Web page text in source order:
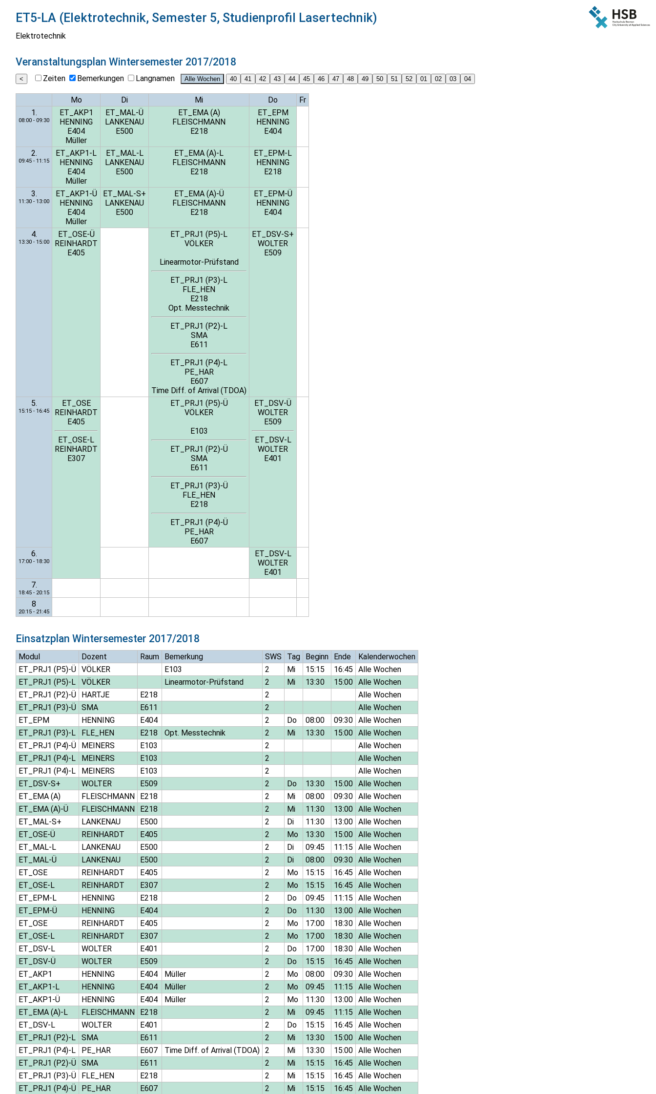
ET5-LA (Elektrotechnik, Semester 5, Studienprofil Lasertechnik)
Elektrotechnik
Veranstaltungsplan Wintersemester 2017/2018
Zeiten Bemerkungen Langnamen
Mo Di Mi Do
Fr
1.
08:00 - 09:30
ET_AKP1
HENNING
E404
Müller
ET_MAL-Ü
LANKENAU
E500
ET_EMA (A)
FLEISCHMANN
E218
ET_EPM
HENNING
E404
2.
09:45 - 11:15
ET_AKP1-L
HENNING
E404
Müller
ET_MAL-L
LANKENAU
E500
ET_EMA (A)-L
FLEISCHMANN
E218
ET_EPM-L
HENNING
E218
3.
11:30 - 13:00
ET_AKP1-Ü
HENNING
E404
Müller
ET_MAL-S+
LANKENAU
E500
ET_EMA (A)-Ü
FLEISCHMANN
E218
ET_EPM-Ü
HENNING
E404
4.
13:30 - 15:00
ET_OSE-Ü
REINHARDT
E405
ET_PRJ1 (P5)-L
VÖLKER
Linearmotor-Prüfstand
ET_PRJ1 (P3)-L
FLE_HEN
E218
Opt. Messtechnik
ET_PRJ1 (P2)-L
SMA
E611
ET_PRJ1 (P4)-L
PE_HAR
E607
Time Diff. of Arrival (TDOA)
ET_DSV-S+
WOLTER
E509
5.
15:15 - 16:45
ET_OSE
REINHARDT
E405
ET_OSE-L
REINHARDT
E307
ET_PRJ1 (P5)-Ü
VÖLKER
E103
ET_PRJ1 (P2)-Ü
SMA
E611
ET_PRJ1 (P3)-Ü
FLE_HEN
E218
ET_PRJ1 (P4)-Ü
PE_HAR
E607
ET_DSV-Ü
WOLTER
E509
ET_DSV-L
WOLTER
E401
6.
17:00 - 18:30
ET_DSV-L
WOLTER
E401
7.
18:45 - 20:15
8
20:15 - 21:45
Einsatzplan Wintersemester 2017/2018
Modul Dozent Raum Bemerkung SWS Tag Beginn Ende
Kalenderwochen
ET_PRJ1 (P5)-Ü VÖLKER E103 2 Mi 15:15 16:45
Alle Wochen
ET_PRJ1 (P5)-L
VÖLKER Linearmotor-Prüfstand 2 Mi 13:30 15:00 Alle Wochen
ET_PRJ1 (P2)-Ü
HARTJE E218 2
Alle Wochen
ET_PRJ1 (P3)-Ü SMA E611 2
Alle Wochen
ET_EPM
HENNING E404 2 Do 08:00 09:30 Alle Wochen
ET_PRJ1 (P3)-L
FLE_HEN E218 Opt. Messtechnik 2 Mi 13:30 15:00 Alle Wochen
ET_PRJ1 (P4)-Ü
MEINERS E103 2
Alle Wochen
ET_PRJ1 (P4)-L
MEINERS E103 2
Alle Wochen
ET_PRJ1 (P4)-L
MEINERS E103 2
Alle Wochen
ET_DSV-S+
WOLTER E509 2 Do 13:30 15:00 Alle Wochen
ET_EMA (A)
FLEISCHMANN E218 2 Mi 08:00 09:30 Alle Wochen
ET_EMA (A)-Ü
FLEISCHMANN E218 2 Mi 11:30 13:00 Alle Wochen
ET_MAL-S+
LANKENAU E500 2 Di 11:30 13:00 Alle Wochen
ET_OSE-Ü
REINHARDT E405 2 Mo 13:30 15:00 Alle Wochen
ET_MAL-L
LANKENAU E500 2 Di 09:45 11:15
Alle Wochen
ET_MAL-Ü
LANKENAU E500 2 Di 08:00 09:30 Alle Wochen
ET_OSE
REINHARDT E405 2 Mo 15:15 16:45
Alle Wochen
ET_OSE-L
REINHARDT E307 2 Mo 15:15 16:45
Alle Wochen
ET_EPM-L
HENNING E218 2 Do 09:45 11:15
Alle Wochen
ET_EPM-Ü
HENNING E404 2 Do 11:30 13:00 Alle Wochen
ET_OSE
REINHARDT E405 2 Mo 17:00 18:30 Alle Wochen
ET_OSE-L
REINHARDT E307 2 Mo 17:00 18:30 Alle Wochen
ET_DSV-L
WOLTER E401 2 Do 17:00 18:30 Alle Wochen
ET_DSV-Ü
WOLTER E509 2 Do 15:15 16:45
Alle Wochen
ET_AKP1
HENNING E404 Müller 2 Mo 08:00 09:30 Alle Wochen
ET_AKP1-L
HENNING E404 Müller 2 Mo 09:45 11:15
Alle Wochen
ET_AKP1-Ü
HENNING E404 Müller 2 Mo 11:30 13:00 Alle Wochen
ET_EMA (A)-L
FLEISCHMANN E218 2 Mi 09:45 11:15
Alle Wochen
ET_DSV-L
WOLTER E401 2 Do 15:15 16:45
Alle Wochen
ET_PRJ1 (P2)-L
SMA E611 2 Mi 13:30 15:00 Alle Wochen
ET_PRJ1 (P4)-L
PE_HAR E607 Time Diff. of Arrival (TDOA) 2 Mi 13:30 15:00 Alle Wochen
ET_PRJ1 (P2)-Ü SMA E611 2 Mi 15:15 16:45
Alle Wochen
ET_PRJ1 (P3)-Ü
FLE_HEN E218 2 Mi 15:15 16:45
Alle Wochen
ET_PRJ1 (P4)-Ü
PE_HAR E607 2 Mi 15:15 16:45 Alle Wochen